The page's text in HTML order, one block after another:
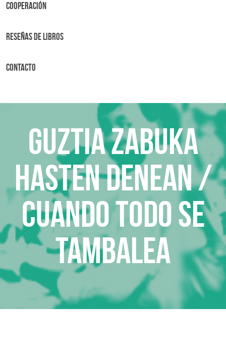
Cooperación
Reseñas de libros
Contacto
Guztia zabuka
hasten denean /
Cuando todo se
tambalea